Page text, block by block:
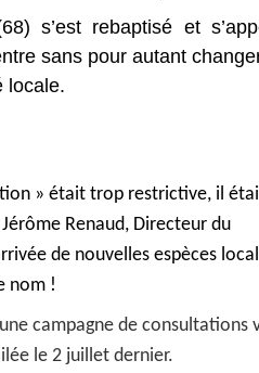
s’est rebaptisé et
sans pour autant
locale.
» était trop restrictive, il
Renaud, Directeur du
de nouvelles espèces
nom !
campagne de consultations
le 2 juillet dernier.